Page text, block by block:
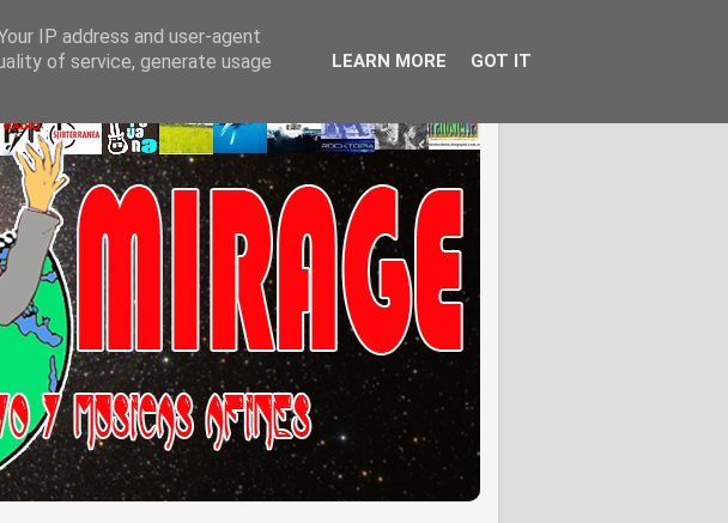
IP address and user-agent
of service, generate usage
LEARN MORE GOT IT